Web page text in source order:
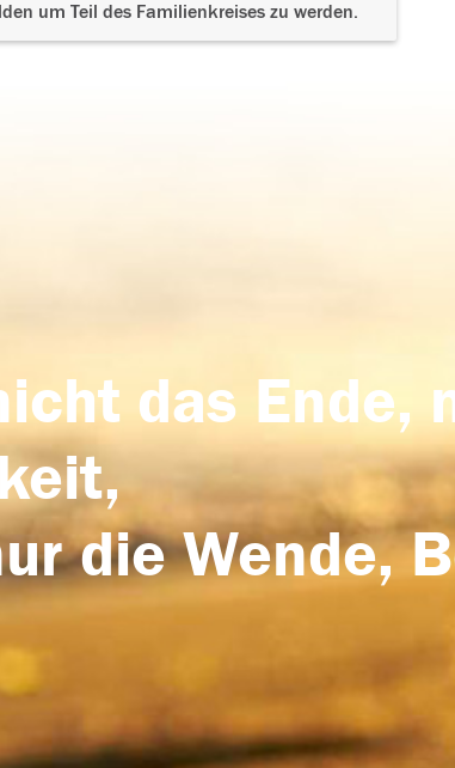
um Teil des Familienkreises zu werden.
das Ende,
die Wende,